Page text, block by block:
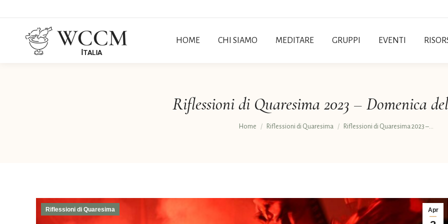
HOME CHI SIAMO MEDITARE GRUPPI EVENTI
Riflessioni di Quaresima 2023 – Domenica
Tu sei qui:
Home Riflessioni di Quaresima Riflessioni di Quaresima 2023 –…
Apr
Riflessioni di Quaresima